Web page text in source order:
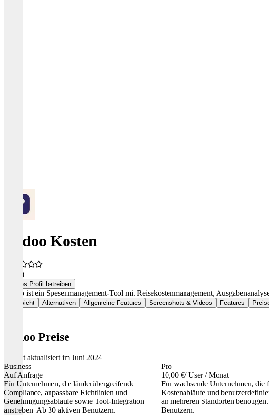
Rydoo Kosten
(7)
Dieses Profil betreiben
Rydoo ist ein Spesenmanagement-Tool mit Reisekostenmanagement,
Übersicht Alternativen Allgemeine Features Screenshots & Videos Features
Rydoo Preise
Zuletzt aktualisiert im Juni 2024
Business
Auf Anfrage
Für Unternehmen, die länderübergreifende
Compliance, anpassbare Richtlinien und
Genehmigungsabläufe sowie Tool-Integration
anstreben. Ab 30 aktiven Benutzern.
Pro
10,00 €/ User / Monat
Für wachsende Unternehmen, die
Kostenabläufe und
an mehreren Standorten
Benutzern.